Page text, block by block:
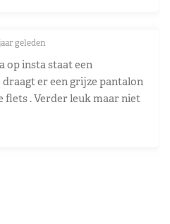
geleden
op insta staat een
draagt er een grijze pantalon
flets . Verder leuk maar niet